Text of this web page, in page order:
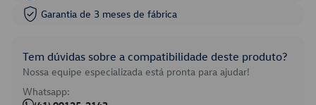
Garantia de 3 meses de fábrica
Tem dúvidas sobre a compatibilidade deste produto?
Nossa equipe especializada está pronta para ajudar!
Whatsapp: